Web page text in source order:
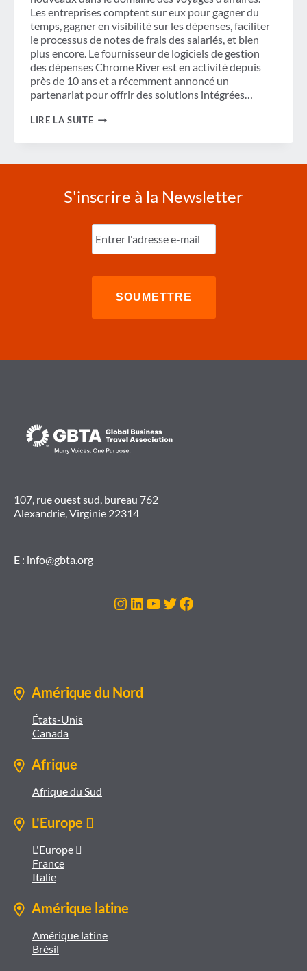
Les entreprises comptent sur eux pour gagner du
temps, gagner en visibilité sur les dépenses, faciliter
le processus de notes de frais des salariés, et bien
plus encore. Le fournisseur de logiciels de gestion
des dépenses Chrome River est en activité depuis
près de 10 ans et a récemment annoncé un
partenariat pour offrir des solutions intégrées…
LIRE LA SUITESUIVI
S'inscrire à la Newsletter
Entrez
l'e-
mail
107, rue ouest sud, bureau 762
Alexandrie, Virginie 22314
E : info@gbta.org
Instagram
LinkedIn
YouTube
Twitter
Facebook
Amérique du Nord
États-Unis
Canada
Afrique
Afrique du Sud
L'Europe 
L'Europe 
France
Italie
Amérique latine
Amérique latine
Brésil